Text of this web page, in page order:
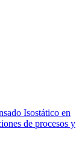
Isostático en
de procesos y